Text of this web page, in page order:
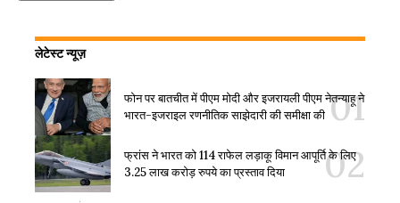
लेटेस्ट न्यूज़
फोन पर बातचीत में पीएम मोदी और इजरायली पीएम नेतन्याहू ने
भारत-इजराइल रणनीतिक साझेदारी की समीक्षा की
फ्रांस ने भारत को 114 राफेल लड़ाकू विमान आपूर्ति के लिए
3.25 लाख करोड़ रुपये का प्रस्ताव दिया